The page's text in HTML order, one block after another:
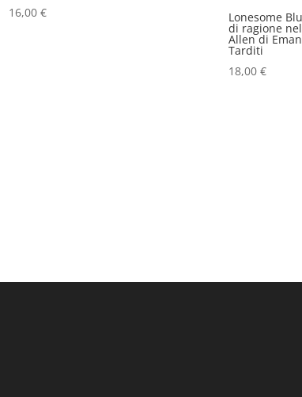
16,00€ Lonesome
di ragione
Allen di
Tarditi
18,00€